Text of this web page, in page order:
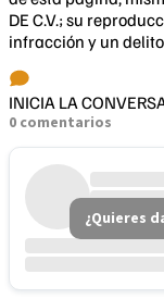
DE C.V.; su
infracción y un
INICIA LA
0 comentarios
¿Quieres